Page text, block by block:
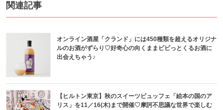
関連記事
オンライン酒屋「クランド」には450種類を超えるオリジナ
ルのお酒がずらり♡好奇心の向くままビビっとくるお酒に
出会えちゃう♪
【ヒルトン東京】秋のスイーツビュッフェ「絵本の国のア
リス」を11／16(木)まで開催♡摩訶不思議な世界で楽しむ